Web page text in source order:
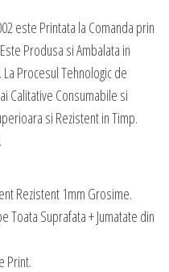
este Printata la Comanda prin
Produsa si Ambalata in
Procesul Tehnologic de
Calitative Consumabile si
si Rezistent in Timp.
Rezistent 1mm Grosime.
Toata Suprafata + Jumatate din
Print.